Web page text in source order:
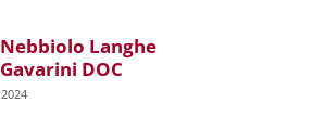
Nebbiolo Langhe
Gavarini DOC
2024